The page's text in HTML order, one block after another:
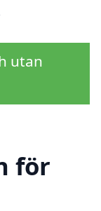
utan
för